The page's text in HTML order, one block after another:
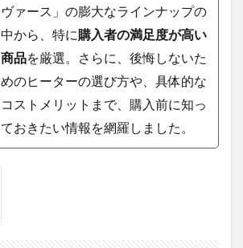
ヴァース」の膨大なラインナップの
中から、特に購入者の満足度が高い
商品を厳選。さらに、後悔しないた
めのヒーターの選び方や、具体的な
コストメリットまで、購入前に知っ
ておきたい情報を網羅しました。